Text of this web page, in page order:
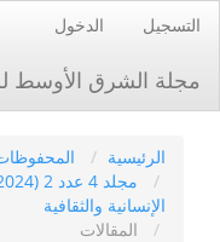
المباشر
محتوى
الصفحة
الرئيسي
المحتوى
الرئيسي
الشريط
التسجيل الدخول
مجلة الشرق الأوسط
الرئيسية
الإنسانية والثقافية
المقالات